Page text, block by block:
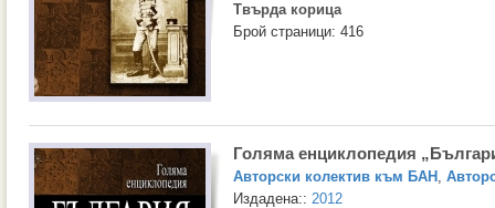
Твърда корица
Брой страници: 416
Голяма енциклопедия
Авторски колектив към БАН ,
Издадена:: 2012